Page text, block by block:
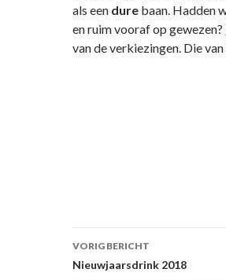
als een dure baan. Hadden
en ruim vooraf op gewezen?
van de verkiezingen. Die
Berichtnavigatie
VORIG BERICHT
Nieuwjaarsdrink 2018